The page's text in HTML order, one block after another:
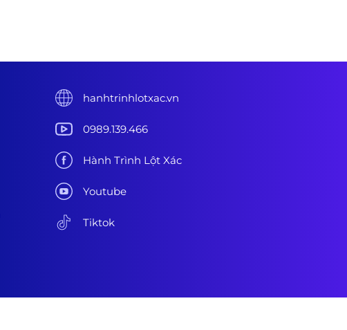
hanhtrinhlotxac.vn
0989.139.466
Hành Trình Lột Xác
Youtube
Tiktok